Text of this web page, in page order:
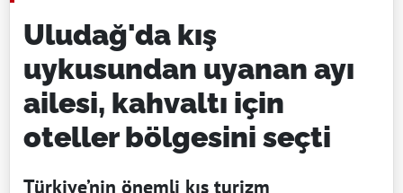
Uludağ'da kış
uykusundan uyanan ayı
ailesi, kahvaltı için
oteller bölgesini seçti
Türkiye’nin önemli kış turizm